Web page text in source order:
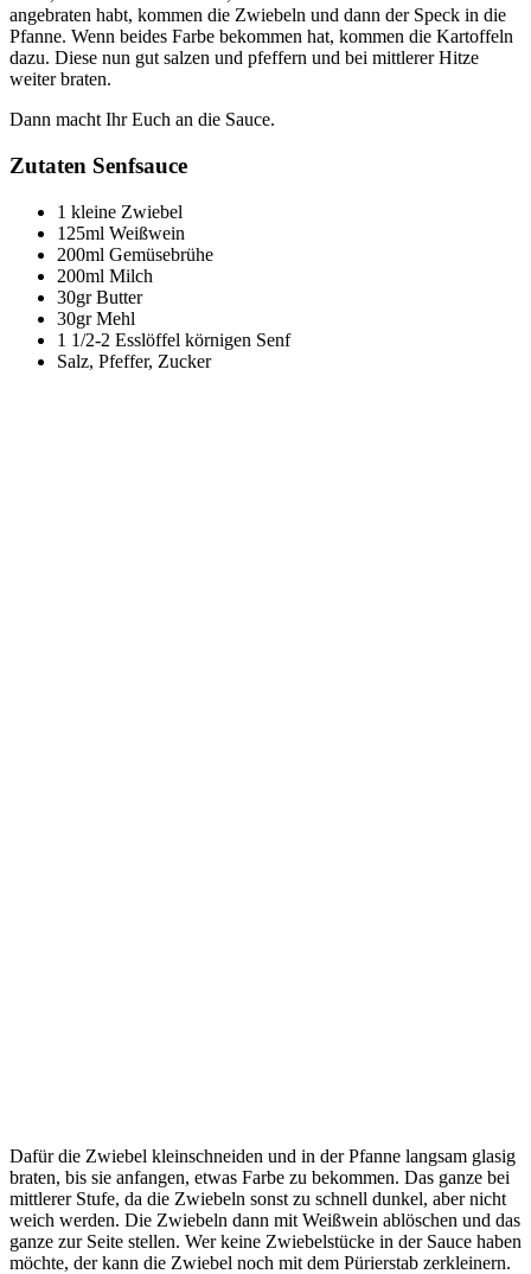
angebraten habt, kommen die Zwiebeln und dann der Speck in die
Pfanne. Wenn beides Farbe bekommen hat, kommen die Kartoffeln
dazu. Diese nun gut salzen und pfeffern und bei mittlerer Hitze
weiter braten.
Dann macht Ihr Euch an die Sauce.
Zutaten Senfsauce
1 kleine Zwiebel
125ml Weißwein
200ml Gemüsebrühe
200ml Milch
30gr Butter
30gr Mehl
1 1/2-2 Esslöffel körnigen Senf
Salz, Pfeffer, Zucker
Dafür die Zwiebel kleinschneiden und in der Pfanne langsam glasig
braten, bis sie anfangen, etwas Farbe zu bekommen. Das ganze bei
mittlerer Stufe, da die Zwiebeln sonst zu schnell dunkel, aber nicht
weich werden. Die Zwiebeln dann mit Weißwein ablöschen und das
ganze zur Seite stellen. Wer keine Zwiebelstücke in der Sauce haben
möchte, der kann die Zwiebel noch mit dem Pürierstab zerkleinern.